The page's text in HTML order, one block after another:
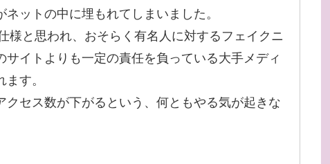
ットの中に埋もれてしまいました。
様と思われ、おそらく有名人に対するフェイクニ
イトよりも一定の責任を負っている大手メディ
す。
セス数が下がるという、何ともやる気が起きな